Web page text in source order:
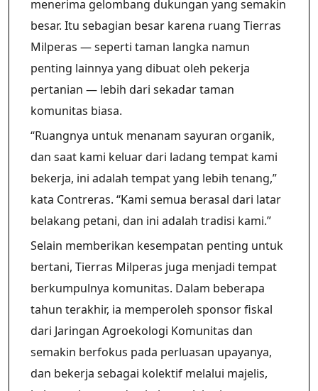
menerima gelombang dukungan yang semakin
besar. Itu sebagian besar karena ruang Tierras
Milperas — seperti taman langka namun
penting lainnya yang dibuat oleh pekerja
pertanian — lebih dari sekadar taman
komunitas biasa.
“Ruangnya untuk menanam sayuran organik,
dan saat kami keluar dari ladang tempat kami
bekerja, ini adalah tempat yang lebih tenang,”
kata Contreras. “Kami semua berasal dari latar
belakang petani, dan ini adalah tradisi kami.”
Selain memberikan kesempatan penting untuk
bertani, Tierras Milperas juga menjadi tempat
berkumpulnya komunitas. Dalam beberapa
tahun terakhir, ia memperoleh sponsor fiskal
dari Jaringan Agroekologi Komunitas dan
semakin berfokus pada perluasan upayanya,
dan bekerja sebagai kolektif melalui majelis,